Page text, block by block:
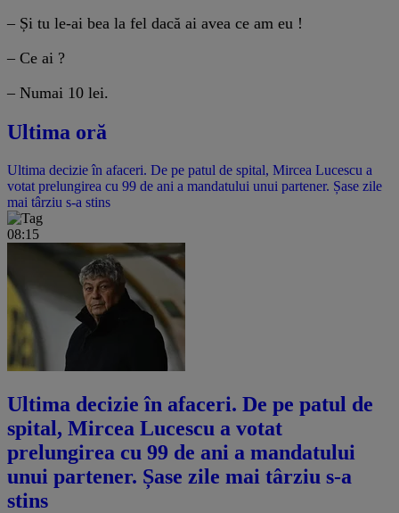
– Și tu le-ai bea la fel dacă ai avea ce am eu !
– Ce ai ?
– Numai 10 lei.
Ultima oră
Ultima decizie în afaceri. De pe patul de spital, Mircea Lucescu a
votat prelungirea cu 99 de ani a mandatului unui partener. Șase zile
mai târziu s-a stins
08:15
Ultima decizie în afaceri. De pe patul de
spital, Mircea Lucescu a votat
prelungirea cu 99 de ani a mandatului
unui partener. Șase zile mai târziu s-a
stins